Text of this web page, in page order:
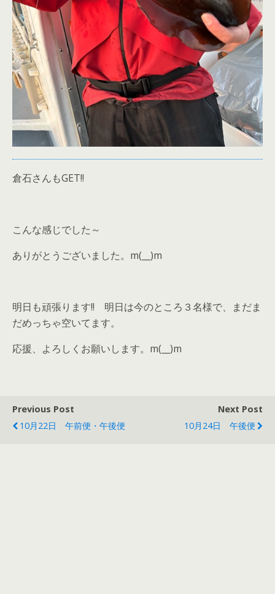
倉石さんもGET!!
こんな感じでした～
ありがとうございました。m(__)m
明日も頑張ります!! 明日は今のところ３名様で、まだま
だめっちゃ空いてます。
応援、よろしくお願いします。m(__)m
Previous Post
10月22日 午前便・午後便
Next Post
10月24日 午後便